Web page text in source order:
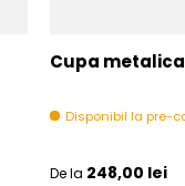
Cupa
Disponibil la pre-
Pret initial
De la 248,00 lei